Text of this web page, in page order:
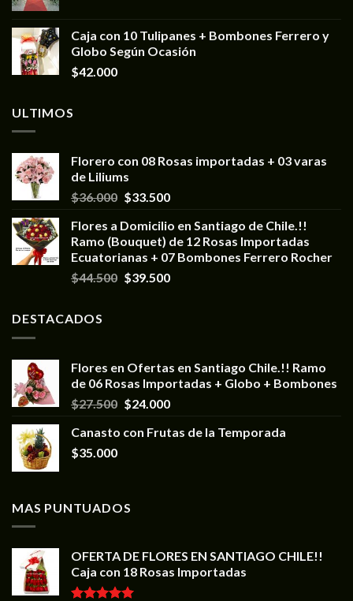
Caja con 10 Tulipanes + Bombones Ferrero y
Globo Según Ocasión
$42.000
ULTIMOS
Florero con 08 Rosas importadas + 03 varas
de Liliums
$36.000 $33.500
Flores a Domicilio en Santiago de Chile.!!
Ramo (Bouquet) de 12 Rosas Importadas
Ecuatorianas + 07 Bombones Ferrero Rocher
$44.500 $39.500
DESTACADOS
Flores en Ofertas en Santiago Chile.!! Ramo
de 06 Rosas Importadas + Globo + Bombones
$27.500 $24.000
Canasto con Frutas de la Temporada
$35.000
MAS PUNTUADOS
OFERTA DE FLORES EN SANTIAGO CHILE!!
Caja con 18 Rosas Importadas